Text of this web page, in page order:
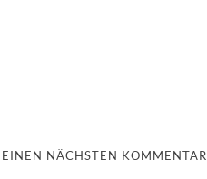
NÄCHSTEN KOMMENTAR